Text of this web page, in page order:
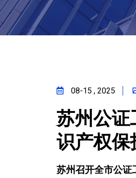
08-15 , 2025
苏州公
识产权保
苏州召开全市公